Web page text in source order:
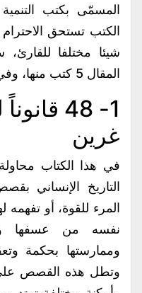
المسمّى بكتب
الكتب تستحق الاحترام
شيئا مختلفا
المقال 5 كتب منها، وفي النهاية الحكم ليس مطلقاً.
1- 48
غرين
في هذا الكتاب
التاريخ الإنساني
المرء للقوة، أو تفهمه
نفسه من عسفها
وممارستها بحكمة
وتطل هذه القصص على